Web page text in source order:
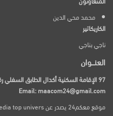
محمد محي الدين
الكاريكاتير
ناجي بناجي
العنـــوان
97 الإقامة السكنية أكدال الطابق السفلي رقم 7 سيدي مومن الدار البيضاء
Email: maacom24@gmail.com
موقع معكم24 يصدر عن media top univers